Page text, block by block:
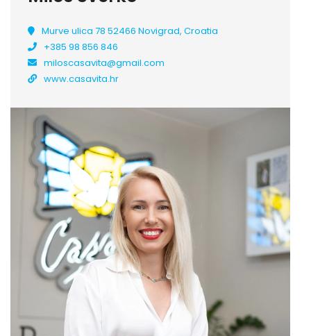
Murve ulica 78 52466 Novigrad, Croatia
+385 98 856 846
miloscasavita@gmail.com
www.casavita.hr